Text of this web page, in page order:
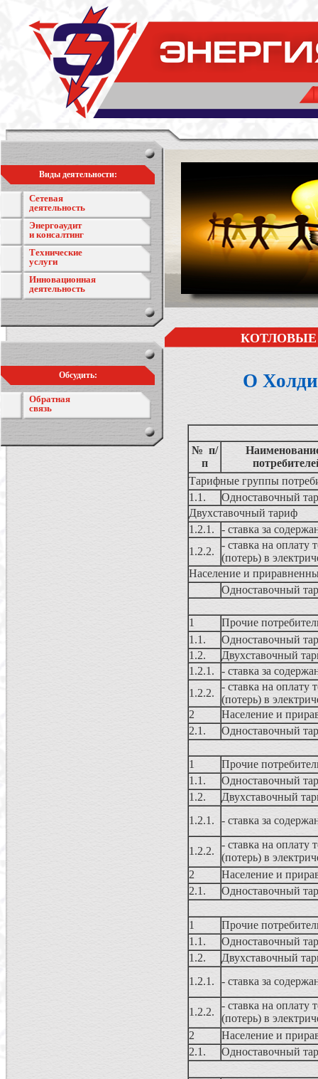
Виды деятельности:
Сетевая
деятельность
Энергоаудит
и консалтинг
Технические
услуги
Инновационная
деятельность
Обсудить:
Обратная
связь
КОТЛОВЫЕ
О
№ п/
п
Тарифные группы
1.1.
Одноставочный
Двухставочный тариф
1.2.1.
- ставка за
1.2.2.
- ставка на оплату
(потерь) в
Население и
Одноставочный
1
Прочие
1.1.
Одноставочный
1.2.
Двухставочный
1.2.1.
- ставка за
1.2.2.
- ставка на оплату
(потерь) в
2
Население и
2.1.
Одноставочный
1
Прочие
1.1.
Одноставочный
1.2.
Двухставочный
1.2.1.
- ставка за
1.2.2.
- ставка на оплату
(потерь) в
2
Население и
2.1.
Одноставочный
1
Прочие
1.1.
Одноставочный
1.2.
Двухставочный
1.2.1.
- ставка за
1.2.2.
- ставка на оплату
(потерь) в
2
Население и
2.1.
Одноставочный